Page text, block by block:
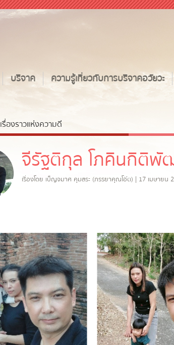
บริจาค ความรู้เกี่ยวกับการบริจาคอวัยวะ
เรื่องราวแห่งความดี
จีรัฐติกุล โภคินกิติ
เรื่องโดย เบ็ญจมาศ คุมสระ (ภรรยาคุณโอ๊ต) | 17 เมษายน